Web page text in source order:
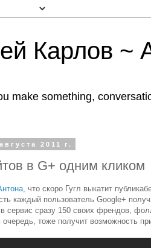
Карлов ~
make something,
2011 г.
в G+ одним кликом
, что скоро Гугл выкатит
каждый пользователь Google+
в сервис сразу 150 своих френдов,
тоже получит возможность